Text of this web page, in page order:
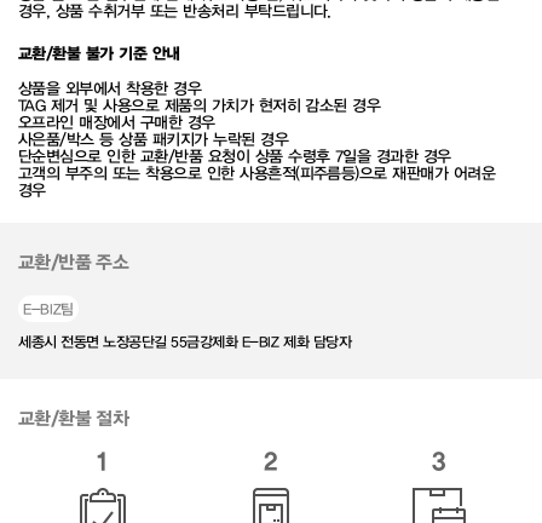
경우, 상품 수취거부 또는 반송처리 부탁드립니다.
교환/환불 불가 기준 안내
상품을 외부에서 착용한 경우
TAG 제거 및 사용으로 제품의 가치가 현저히 감소된 경우
오프라인 매장에서 구매한 경우
사은품/박스 등 상품 패키지가 누락된 경우
단순변심으로 인한 교환/반품 요청이 상품 수령후 7일을 경과한 경우
고객의 부주의 또는 착용으로 인한 사용흔적(피주름등)으로 재판매가 어려운
경우
교환/반품 주소
E-BIZ팀
세종시 전동면 노장공단길 55금강제화 E-BIZ 제화 담당자
교환/환불 절차
1 2 3